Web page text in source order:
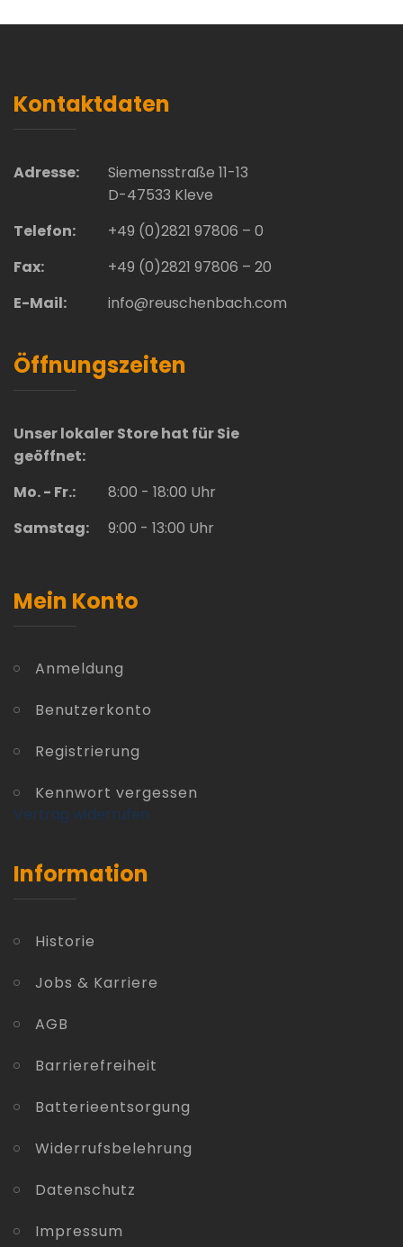
Kontaktdaten
Adresse:
Siemensstraße 11-13
D-47533 Kleve
Telefon:
+49 (0)2821 97806 – 0
Fax:
+49 (0)2821 97806 – 20
E-Mail:
info@reuschenbach.com
Öffnungszeiten
Unser lokaler Store hat für Sie
geöffnet:
Mo. - Fr.:
8:00 - 18:00 Uhr
Samstag:
9:00 - 13:00 Uhr
Mein Konto
Anmeldung
Benutzerkonto
Registrierung
Kennwort vergessen
Vertrag widerrufen
Information
Historie
Jobs & Karriere
AGB
Barrierefreiheit
Batterieentsorgung
Widerrufsbelehrung
Datenschutz
Impressum